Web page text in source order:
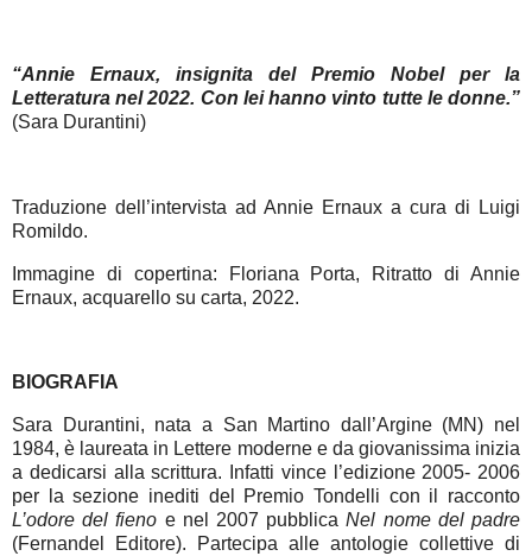
“Annie Ernaux, insignita del Premio Nobel per la
Letteratura nel 2022. Con lei hanno vinto tutte le donne.”
(Sara Durantini)
Traduzione dell’intervista ad Annie Ernaux a cura di Luigi
Romildo.
Immagine di copertina: Floriana Porta, Ritratto di Annie
Ernaux, acquarello su carta, 2022.
BIOGRAFIA
Sara Durantini, nata a San Martino dall’Argine (MN) nel
1984, è laureata in Lettere moderne e da giovanissima inizia
a dedicarsi alla scrittura. Infatti vince l’edizione 2005- 2006
per la sezione inediti del Premio Tondelli con il racconto
L’odore del fieno e nel 2007 pubblicaNel nome del padre
(Fernandel Editore). Partecipa alle antologie collettive di